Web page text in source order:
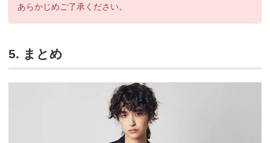
あらかじめご了承ください。
5. まとめ